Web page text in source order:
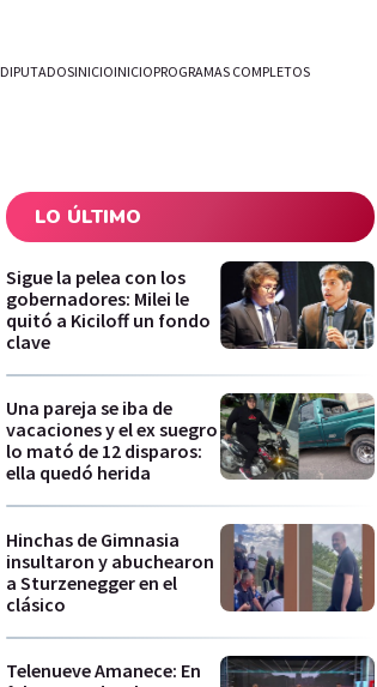
DIPUTADOSINICIOINICIOPROGRAMAS COMPLETOS
LO ÚLTIMO
Sigue la pelea con los
gobernadores: Milei le
quitó a Kiciloff un fondo
clave
Una pareja se iba de
vacaciones y el ex suegro
lo mató de 12 disparos:
ella quedó herida
Hinchas de Gimnasia
insultaron y abuchearon
a Sturzenegger en el
clásico
Telenueve Amanece: En